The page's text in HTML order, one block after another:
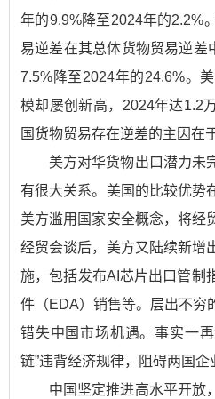
年的9.9%降至2024年的2.2%
易逆差在其总体货物贸易逆差
7.5%降至2024年的24.6%。
模却屡创新高，2024年达1.2
国货物贸易存在逆差的主因在
美方对华货物出口潜力未
有很大关系。美国的比较优势
美方滥用国家安全概念，将经
经贸会谈后，美方又陆续新增
施，包括发布AI芯片出口管制
件（EDA）销售等。层出不穷
错失中国市场机遇。事实一
链”违背经济规律，阻碍两国企
中国坚定推进高水平开放